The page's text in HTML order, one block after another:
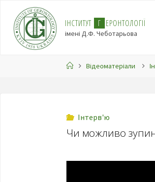
ІНСТИТУТ Г ЕРОНТОЛОГІЇ
імені Д.Ф. Чеботарьова
Відеоматеріали
Інтерв'ю
Чи можливо